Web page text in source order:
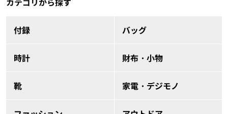
付録 バッグ
時計 財布・小物
靴 家電・デジモノ